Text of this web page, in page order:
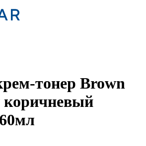
тонер Brown
коричневый